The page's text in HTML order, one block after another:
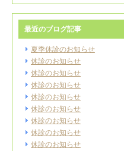
最近のブログ記事
夏季休診のお知らせ
休診のお知らせ
休診のお知らせ
休診のお知らせ
休診のお知らせ
休診のお知らせ
休診のお知らせ
休診のお知らせ
休診のお知らせ